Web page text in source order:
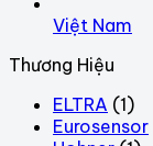
Việt Nam
Thương Hiệu
ELTRA (1)
Eurosensor